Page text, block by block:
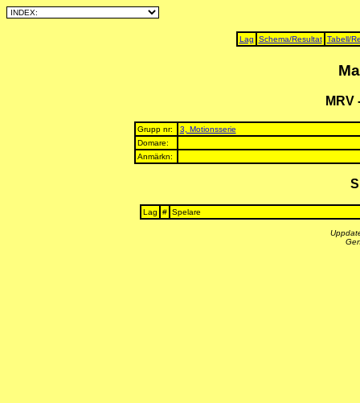
Lag Schema/Resultat Tabell/
MRV
Grupp nr:
3, Motionsserie
Domare:
Anmärkn:
Lag # Spelare